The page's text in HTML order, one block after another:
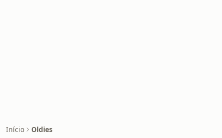
Início Oldies